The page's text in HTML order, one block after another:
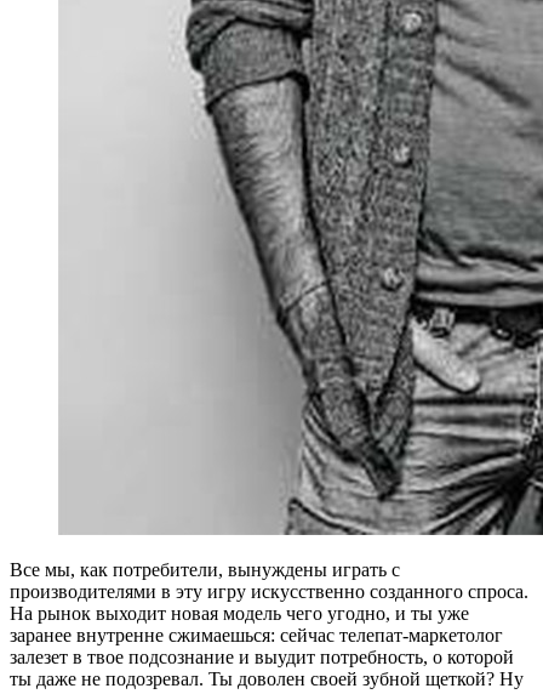
Все мы, как потребители, вынуждены играть с
производителями в эту игру искусственно созданного спроса.
На рынок выходит новая модель чего угодно, и ты уже
заранее внутренне сжимаешься: сейчас телепат-маркетолог
залезет в твое подсознание и выудит потребность, о которой
ты даже не подозревал. Ты доволен своей зубной щеткой? Ну